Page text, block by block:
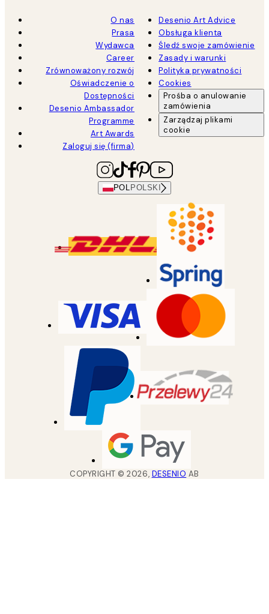
O nas
Prasa
Wydawca
Career
Zrównoważony rozwój
Oświadczenie o
Dostępności
Desenio Ambassador
Programme
Art Awards
Zaloguj się (firma)
Desenio Art Advice
Obsługa klienta
Śledź swoje zamówienie
Zasady i warunki
Polityka prywatności
Cookies
Prośba o anulowanie
zamówienia
Zarządzaj plikami
cookie
POL POLSKI
COPYRIGHT ©2026, DESENIO AB